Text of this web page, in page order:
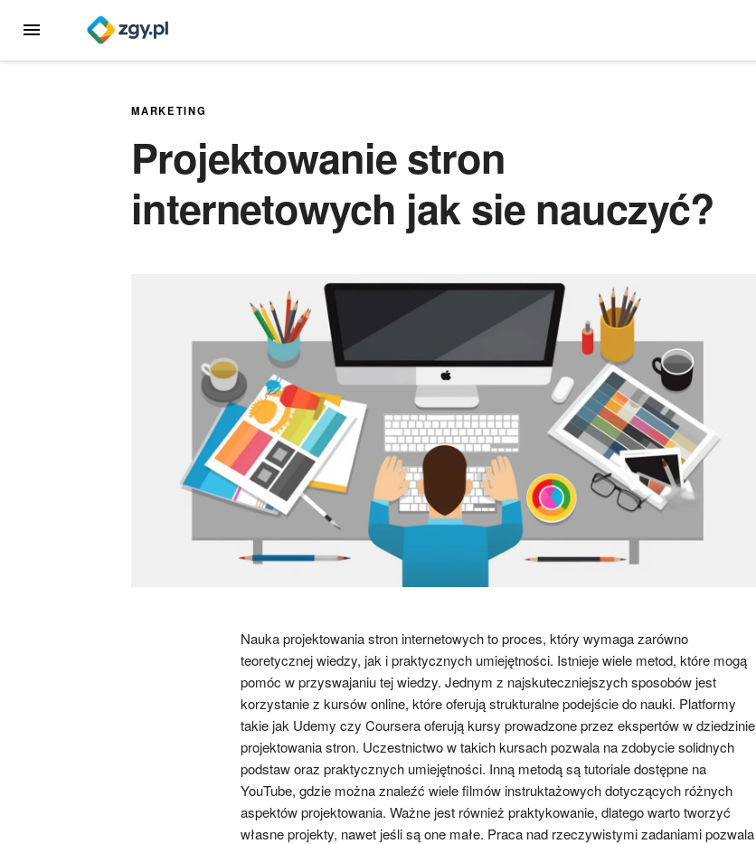
MENU
MARKETING
Projektowanie stron
internetowych jak sie nauczyć?
Nauka projektowania stron internetowych to proces, który wymaga zarówno
teoretycznej wiedzy, jak i praktycznych umiejętności. Istnieje wiele metod, które mogą
pomóc w przyswajaniu tej wiedzy. Jednym z najskuteczniejszych sposobów jest
korzystanie z kursów online, które oferują strukturalne podejście do nauki. Platformy
takie jak Udemy czy Coursera oferują kursy prowadzone przez ekspertów w dziedzinie
projektowania stron. Uczestnictwo w takich kursach pozwala na zdobycie solidnych
podstaw oraz praktycznych umiejętności. Inną metodą są tutoriale dostępne na
YouTube, gdzie można znaleźć wiele filmów instruktażowych dotyczących różnych
aspektów projektowania. Ważne jest również praktykowanie, dlatego warto tworzyć
własne projekty, nawet jeśli są one małe. Praca nad rzeczywistymi zadaniami pozwala